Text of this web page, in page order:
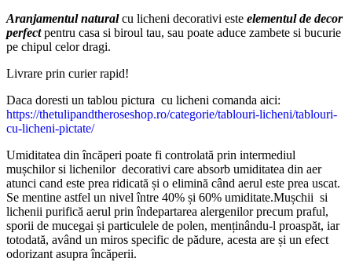
Aranjamentul naturalcu licheni decorativi este elementul de decor
perfectpentru casa si biroul tau, sau poate aduce zambete si bucurie
pe chipul celor dragi.
Livrare prin curier rapid!
Daca doresti un tablou pictura cu licheni comanda aici:
https://thetulipandtheroseshop.ro/categorie/tablouri-licheni/tablouri-
cu-licheni-pictate/
Umiditatea din încăperi poate fi controlată prin intermediul
mușchilor si lichenilor decorativi care absorb umiditatea din aer
atunci cand este prea ridicată și o elimină când aerul este prea uscat.
Se mentine astfel un nivel între 40% și 60% umiditate.Mușchii si
lichenii purifică aerul prin îndepartarea alergenilor precum praful,
sporii de mucegai și particulele de polen, menținându-l proaspăt, iar
totodată, având un miros specific de pădure, acesta are și un efect
odorizant asupra încăperii.